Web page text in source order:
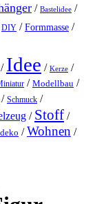
/ Bastelidee /
DIY /Formmasse /
/ Idee / Kerze /
/ Modellbau /
/ Schmuck /
/ Stoff /
/Wohnen /